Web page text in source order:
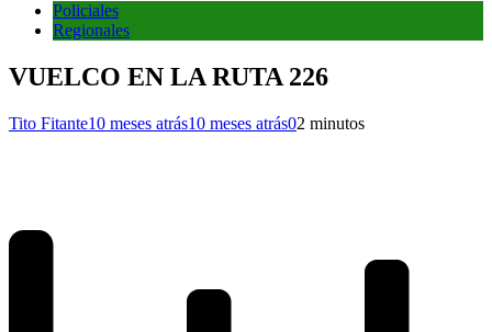
Policiales
Regionales
VUELCO EN LA RUTA 226
Tito Fitante10 meses atrás10 meses atrás02 minutos